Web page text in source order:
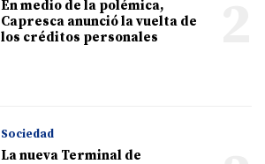
En medio de la polémica,
Capresca anunció la vuelta de
los créditos personales
Sociedad
La nueva Terminal de